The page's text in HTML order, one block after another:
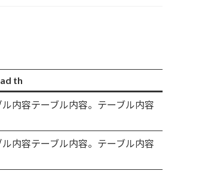
th
内容テーブル内容。テーブル内容
内容テーブル内容。テーブル内容